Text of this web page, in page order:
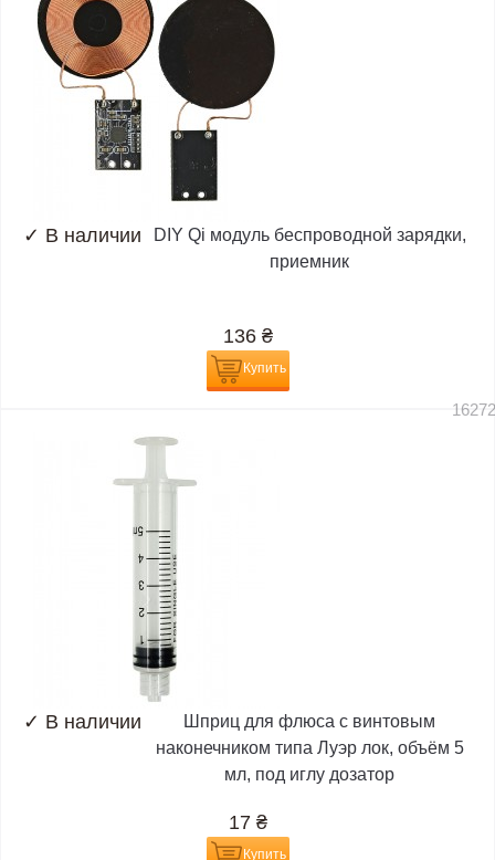
✓ В наличии
DIY Qi модуль беспроводной зарядки,
приемник
136 ₴
Купить
✓ В наличии
Шприц для флюса с винтовым
наконечником типа Луэр лок, объём 5
мл, под иглу дозатор
17 ₴
Купить